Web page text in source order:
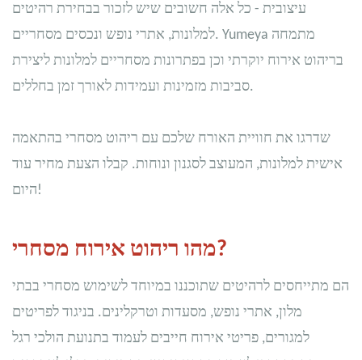
עיצובית - כל אלה חשובים שיש לזכור בבחירת רהיטים
למלונות, אתרי נופש ונכסים מסחריים. Yumeya מתמחה
בריהוט אירוח יוקרתי וכן בפתרונות מסחריים למלונות ליצירת
סביבות מזמינות ועמידות לאורך זמן בחללים.
שדרגו את חוויית האורח שלכם עם ריהוט מסחרי בהתאמה
אישית למלונות, המעוצב לסגנון ונוחות. קבלו הצעת מחיר עוד
היום!
מהו ריהוט אירוח מסחרי?
הם מתייחסים לרהיטים שתוכננו במיוחד לשימוש מסחרי בבתי
מלון, אתרי נופש, מסעדות וטרקלינים. בניגוד לפריטים
למגורים, פריטי אירוח חייבים לעמוד בתנועת הולכי רגל